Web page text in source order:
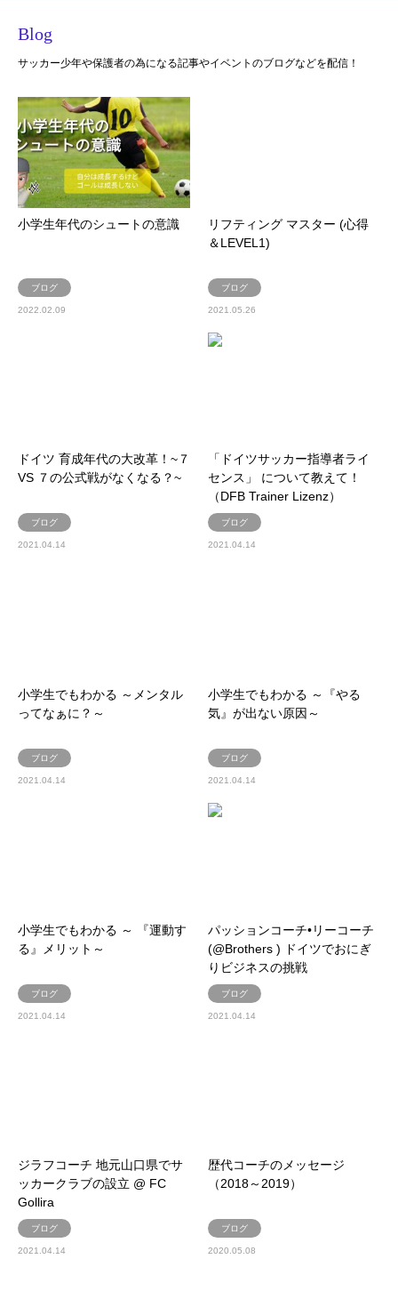
Blog
サッカー少年や保護者の為になる記事やイベントのブログなどを配信！
小学生年代のシュートの意識
ブログ
2022.02.09
リフティング マスター (心得
＆LEVEL1)
ブログ
2021.05.26
ドイツ 育成年代の大改革！~７
VS ７の公式戦がなくなる？~
ブログ
2021.04.14
「ドイツサッカー指導者ライ
センス」 について教えて！
（DFB Trainer Lizenz）
ブログ
2021.04.14
小学生でもわかる ～メンタル
ってなぁに？～
ブログ
2021.04.14
小学生でもわかる ～『やる
気』が出ない原因～
ブログ
2021.04.14
小学生でもわかる ～ 『運動す
る』メリット～
ブログ
2021.04.14
パッションコーチ•リーコーチ
(@Brothers ) ドイツでおにぎ
りビジネスの挑戦
ブログ
2021.04.14
ジラフコーチ 地元山口県でサ
ッカークラブの設立 @ FC
Gollira
ブログ
2021.04.14
歴代コーチのメッセージ
（2018～2019）
ブログ
2020.05.08